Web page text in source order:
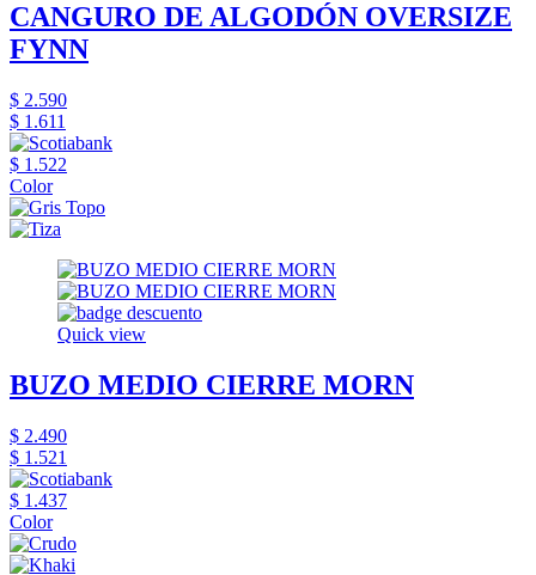
CANGURO DE ALGODÓN OVERSIZE
FYNN
$ 2.590
$ 1.611
$ 1.522
Color
Quick view
BUZO MEDIO CIERRE MORN
$ 2.490
$ 1.521
$ 1.437
Color